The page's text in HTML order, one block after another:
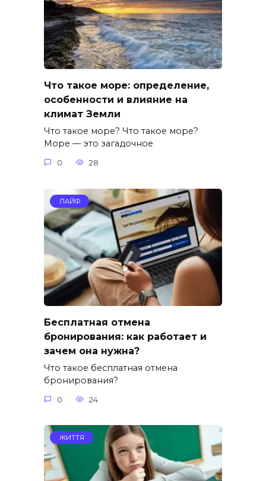
Что такое море: определение,
особенности и влияние на
климат Земли
Что такое море? Что такое море?
Море — это загадочное
0 28
ЛАЙФ
Бесплатная отмена
бронирования: как работает и
зачем она нужна?
Что такое бесплатная отмена
бронирования?
0 24
ЖИТТЯ